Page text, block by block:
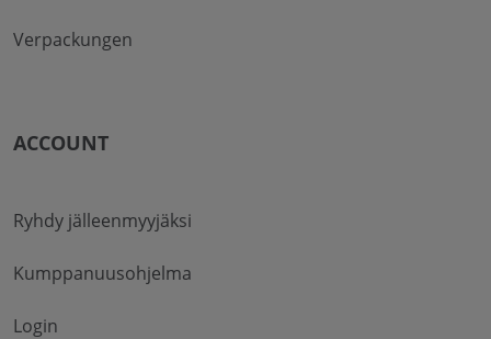
Verpackungen
ACCOUNT
Ryhdy jälleenmyyjäksi
Kumppanuusohjelma
Login